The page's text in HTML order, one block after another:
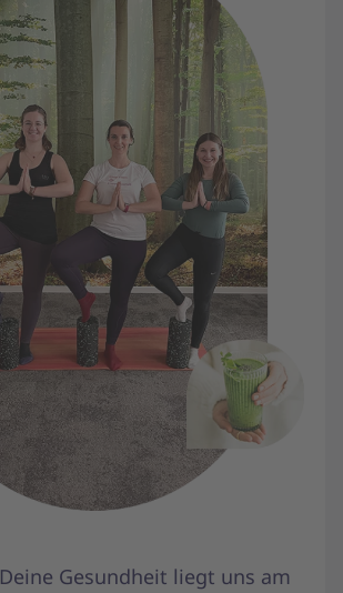
Deine Gesundheit liegt uns am